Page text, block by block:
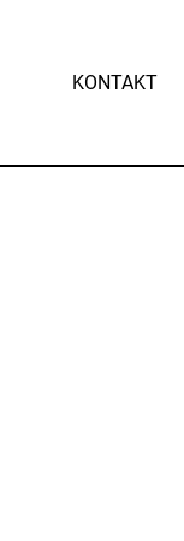
KONTAKT